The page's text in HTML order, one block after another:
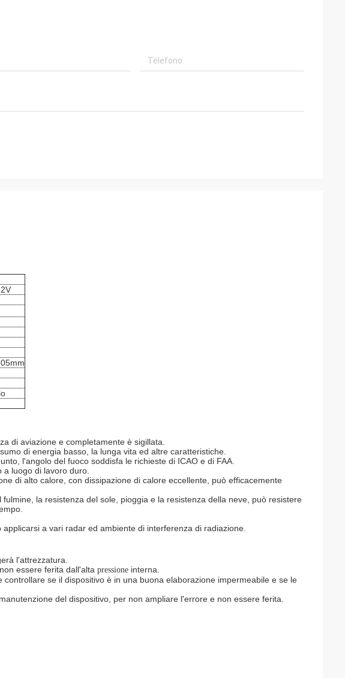
di aviazione e completamente è sigillata.
di energia basso, la lunga vita ed altre caratteristiche.
l'angolo del fuoco soddisfa le richieste di ICAO e di FAA.
luogo di lavoro duro.
di alto calore, con dissipazione di calore eccellente, può efficacemente
la resistenza del sole, pioggia e la resistenza della neve, può resistere
a vari radar ed ambiente di interferenza di radiazione.
l'attrezzatura.
essere ferita dall'alta pressione interna.
controllare se il dispositivo è in una buona elaborazione impermeabile e se le
del dispositivo, per non ampliare l'errore e non essere ferita.